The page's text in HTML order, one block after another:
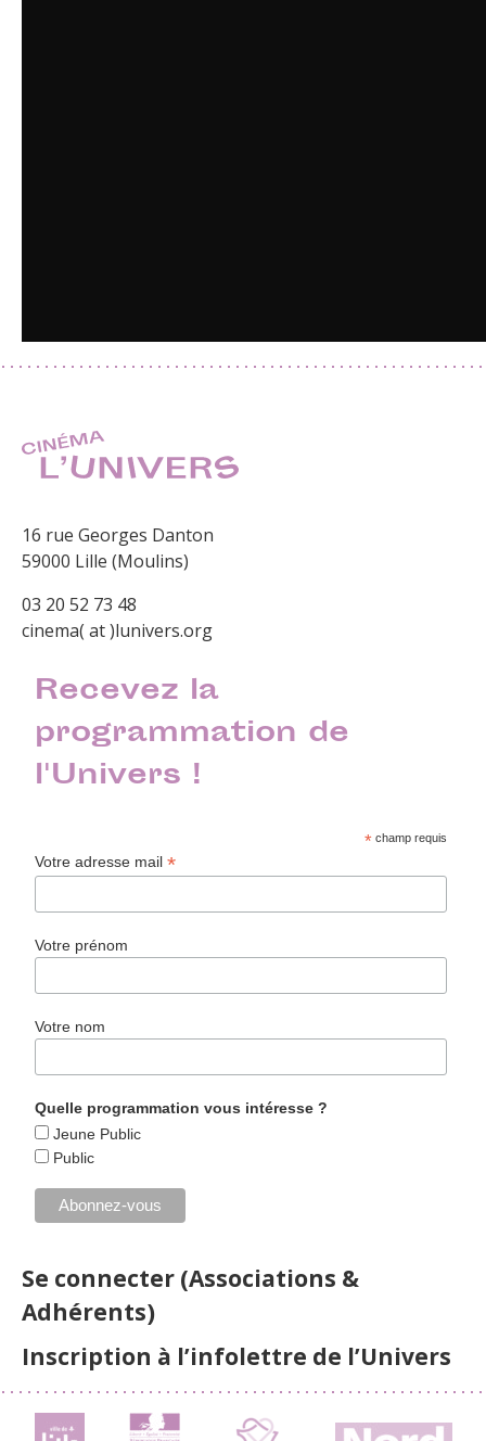
16 rue Georges Danton
59000 Lille (Moulins)
03 20 52 73 48
cinema( at )lunivers.org
Recevez la
programmation de
l'Univers !
* champ requis
Votre adresse mail*
Votre prénom
Votre nom
Quelle programmation vous intéresse ?
Jeune Public
Public
Se connecter (Associations &
Adhérents)
Inscription à l’infolettre de l’Univers